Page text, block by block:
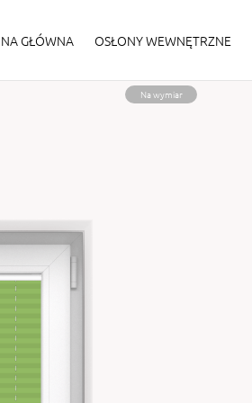
GŁÓWNA OSŁONY WEWNĘTRZNE
Na wymiar